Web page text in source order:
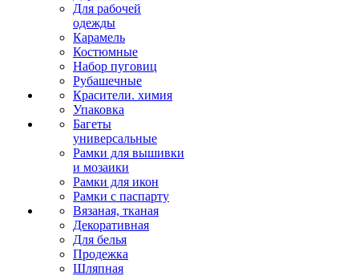
Для рабочей
одежды
Карамель
Костюмные
Набор пуговиц
Рубашечные
Красители. химия
Упаковка
Багеты
универсальные
Рамки для вышивки
и мозаики
Рамки для икон
Рамки с паспарту
Вязаная, тканая
Декоративная
Для белья
Продежка
Шляпная